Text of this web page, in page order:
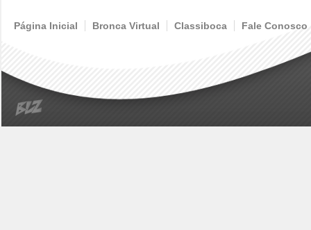
Página Inicial Bronca Virtual Classiboca Fale Conosco